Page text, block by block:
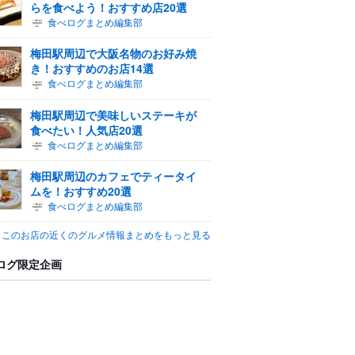
らを食べよう！おすすめ店20選
食べログまとめ編集部
梅田駅周辺で大阪名物のお好み焼
き！おすすめのお店14選
食べログまとめ編集部
梅田駅周辺で美味しいステーキが
食べたい！人気店20選
食べログまとめ編集部
梅田駅周辺のカフェでティータイ
ムを！おすすめ20選
食べログまとめ編集部
このお店の近くのグルメ情報まとめをもっと見る
グ限定企画